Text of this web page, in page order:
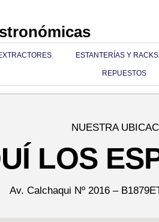
ESTANTERÍAS Y RACKS
REPUESTOS
NUESTRA
LOS
Av. Calchaqui Nº 2016 –